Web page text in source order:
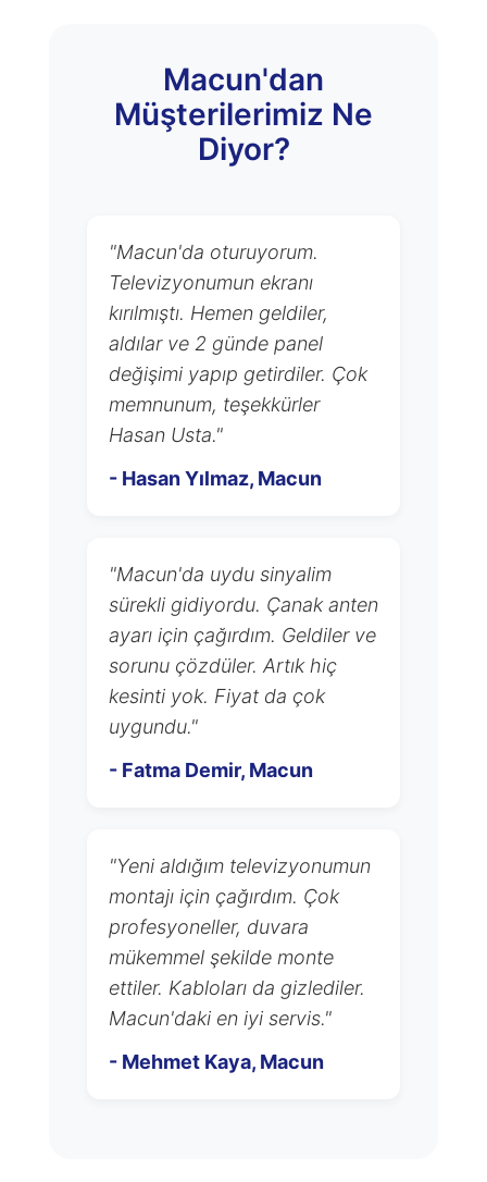
Macun'dan
Müşterilerimiz Ne
Diyor?
"Macun'da oturuyorum.
Televizyonumun ekranı
kırılmıştı. Hemen geldiler,
aldılar ve 2 günde panel
değişimi yapıp getirdiler. Çok
memnunum, teşekkürler
Hasan Usta."
- Hasan Yılmaz, Macun
"Macun'da uydu sinyalim
sürekli gidiyordu. Çanak anten
ayarı için çağırdım. Geldiler ve
sorunu çözdüler. Artık hiç
kesinti yok. Fiyat da çok
uygundu."
- Fatma Demir, Macun
"Yeni aldığım televizyonumun
montajı için çağırdım. Çok
profesyoneller, duvara
mükemmel şekilde monte
ettiler. Kabloları da gizlediler.
Macun'daki en iyi servis."
- Mehmet Kaya, Macun